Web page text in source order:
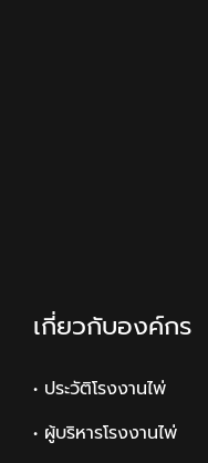
เกี่ยวกับองค์กร
• ประวัติโรงงานไพ่
• ผู้บริหารโรงงานไพ่